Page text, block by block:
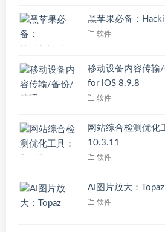
黑苹果必备：
软件
移动设备内容传输
for iOS 8.9.8
软件
网站综合检测优化
10.3.11
软件
AI图片放大：
软件